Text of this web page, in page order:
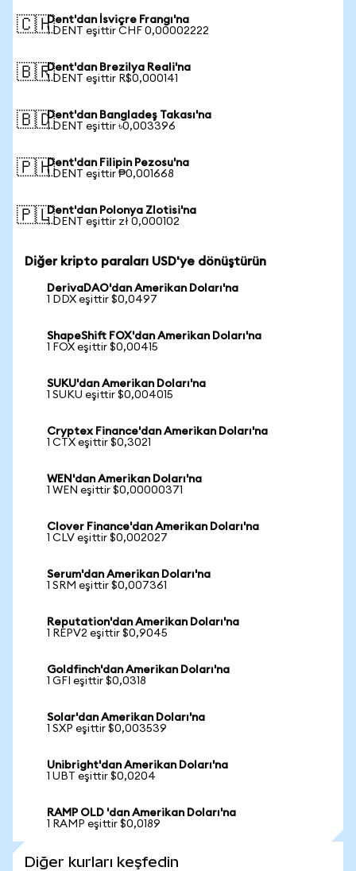
🇨🇭Dent'dan İsviçre Frangı'na
1 DENT eşittir CHF 0,00002222
🇧🇷Dent'dan Brezilya Reali'na
1 DENT eşittir R$0,000141
🇧🇩Dent'dan Bangladeş Takası'na
1 DENT eşittir ৳0,003396
🇵🇭Dent'dan Filipin Pezosu'na
1 DENT eşittir ₱0,001668
🇵🇱Dent'dan Polonya Zlotisi'na
1 DENT eşittir zł 0,000102
Diğer kripto paraları USD'ye dönüştürün
DerivaDAO'dan Amerikan Doları'na
1 DDX eşittir $0,0497
ShapeShift FOX'dan Amerikan Doları'na
1 FOX eşittir $0,00415
SUKU'dan Amerikan Doları'na
1 SUKU eşittir $0,004015
Cryptex Finance'dan Amerikan Doları'na
1 CTX eşittir $0,3021
WEN'dan Amerikan Doları'na
1 WEN eşittir $0,00000371
Clover Finance'dan Amerikan Doları'na
1 CLV eşittir $0,002027
Serum'dan Amerikan Doları'na
1 SRM eşittir $0,007361
Reputation'dan Amerikan Doları'na
1 REPV2 eşittir $0,9045
Goldfinch'dan Amerikan Doları'na
1 GFI eşittir $0,0318
Solar'dan Amerikan Doları'na
1 SXP eşittir $0,003539
Unibright'dan Amerikan Doları'na
1 UBT eşittir $0,0204
RAMP OLD 'dan Amerikan Doları'na
1 RAMP eşittir $0,0189
Diğer kurları keşfedin